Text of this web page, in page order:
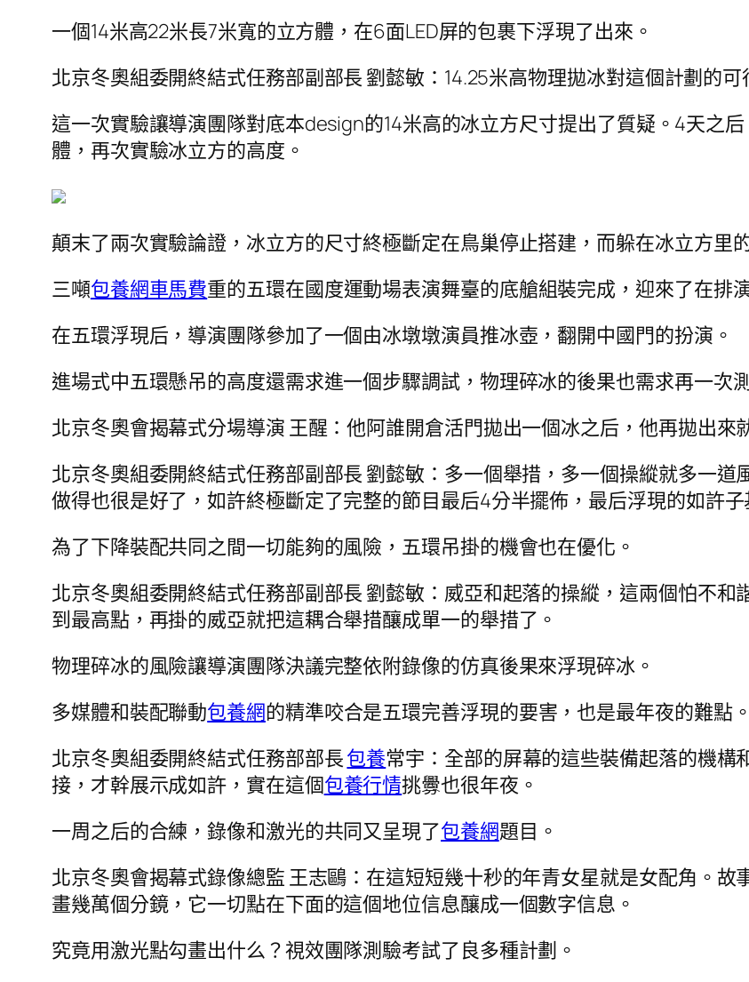
一個14米高22米長7米寬的立方體，在6面LED屏的包裹下浮現了出來。
北京冬奧組委開終結式任務部副部長 劉懿敏：14.25米高物理拋冰對這個計劃的
這一次實驗讓導演團隊對底本design的14米高的冰立方尺寸提出了質疑。4天之
體，再次實驗冰立方的高度。
顛末了兩次實驗論證，冰立方的尺寸終極斷定在鳥巢停止搭建，而躲在冰立方里
三噸包養網車馬費重的五環在國度運動場表演舞臺的底艙組裝完成，迎來了在排
在五環浮現后，導演團隊參加了一個由冰墩墩演員推冰壺，翻開中國門的扮演。
進場式中五環懸吊的高度還需求進一個步驟調試，物理碎冰的後果也需求再一次
北京冬奧會揭幕式分場導演 王醒：他阿誰開倉活門拋出一個冰之后，他再拋出來
北京冬奧組委開終結式任務部副部長 劉懿敏：多一個舉措，多一個操縱就多一
做得也很是好了，如許終極斷定了完整的節目最后4分半擺佈，最后浮現的如許子
為了下降裝配共同之間一切能夠的風險，五環吊掛的機會也在優化。
北京冬奧組委開終結式任務部副部長 劉懿敏：威亞和起落的操縱，這兩個怕不
到最高點，再掛的威亞就把這耦合舉措釀成單一的舉措了。
物理碎冰的風險讓導演團隊決議完整依附錄像的仿真後果來浮現碎冰。
多媒體和裝配聯動包養網的精準咬合是五環完善浮現的要害，也是最年夜的難點。
北京冬奧組委開終結式任務部部長包養常宇：全部的屏幕的這些裝備起落的機
接，才幹展示成如許，實在這個包養行情挑釁也很年夜。
一周之后的合練，錄像和激光的共同又呈現了包養網題目。
北京冬奧會揭幕式錄像總監 王志鷗：在這短短幾十秒的年青女星就是女配角。故
畫幾萬個分鏡，它一切點在下面的這個地位信息釀成一個數字信息。
究竟用激光點勾畫出什么？視效團隊測驗考試了良多種計劃。